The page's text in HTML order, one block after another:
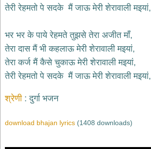
जैन
jain
bhajans
भजन
durga
bhajans
गणेश
bhajans
तेरी रेहमतो पे सदके मैं जाऊ मेरी शेरावाली मइयां,
भर भर के पाये रेहमते तुझसे तेरा अजीत माँ,
तेरा दास मैं भी कहलाऊ मेरी शेरावाली मइयां,
तेरा कर्ज मैं कैसे चुकाऊ मेरी शेरावाली मइयां,
तेरी रेहमतो पे सदके मैं जाऊ मेरी शेरावाली मइयां,
श्रेणी दुर्गा भजन
download bhajan lyrics (1408 downloads)